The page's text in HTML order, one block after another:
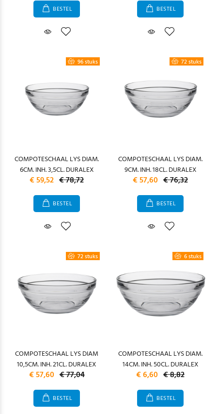
BESTEL BESTEL
96 stuks
COMPOTESCHAAL LYS DIAM.
6CM. INH. 3,5CL. DURALEX
€ 59,52 € 78,72
BESTEL
72 stuks
COMPOTESCHAAL LYS DIAM.
9CM. INH. 18CL. DURALEX
€ 57,60 € 76,32
BESTEL
72 stuks
COMPOTESCHAAL LYS DIAM
10,5CM. INH. 21CL. DURALEX
€ 57,60 € 77,04
BESTEL
6 stuks
COMPOTESCHAAL LYS DIAM.
14CM. INH. 50CL. DURALEX
€ 6,60 € 8,82
BESTEL